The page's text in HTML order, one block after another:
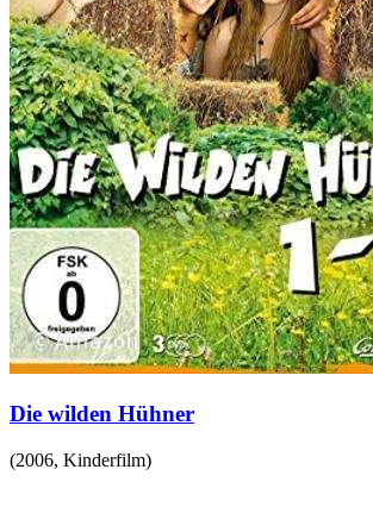
Die wilden Hühner
(2006, Kinderfilm)